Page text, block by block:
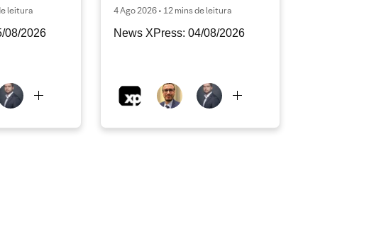
leitura
08/2026
4 Ago 2026 • 12 mins de leitura
News XPress: 04/08/2026